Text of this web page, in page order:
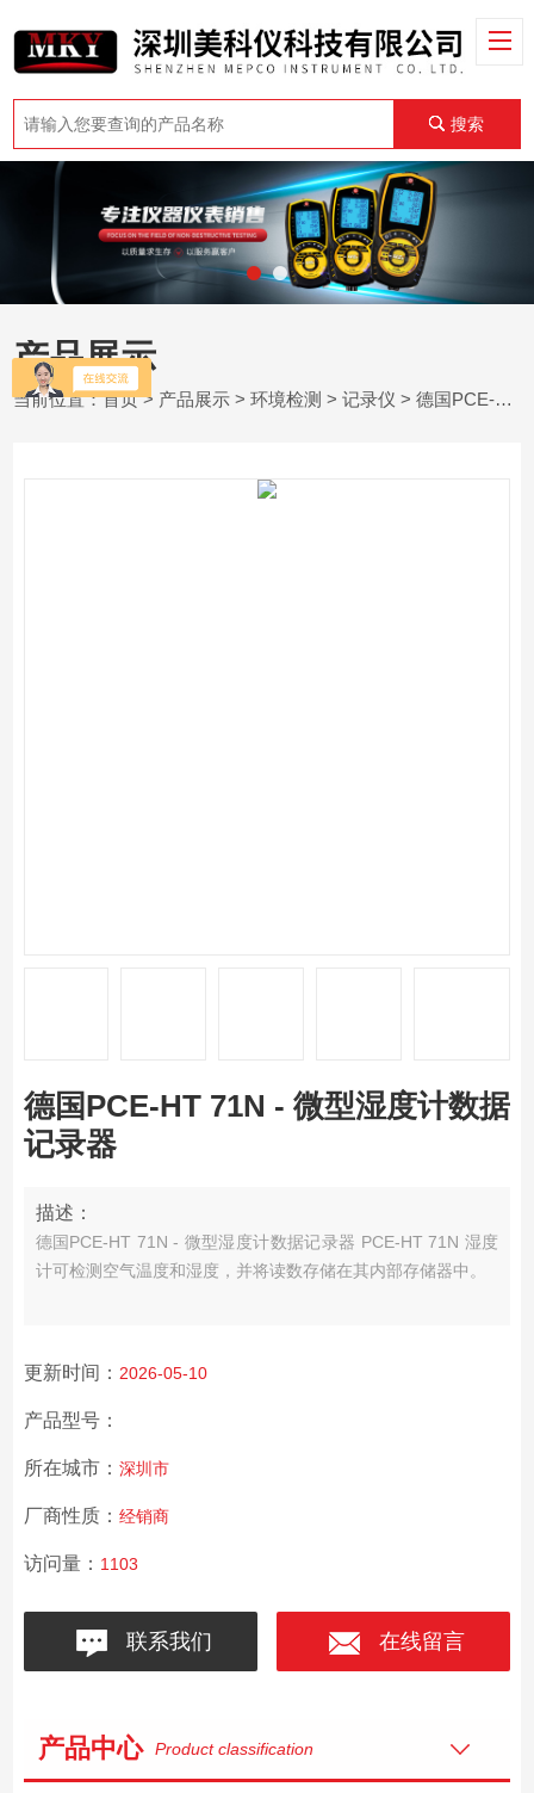
搜索
产品展示
当前位置：首页> 产品展示 >环境检测 >记录仪 > 德国PCE-HT 71N - 微型湿度计数据记录器
德国PCE-HT 71N - 微型湿度计数据
记录器
描述：
德国PCE-HT 71N - 微型湿度计数据记录器 PCE-HT 71N 湿度
计可检测空气温度和湿度，并将读数存储在其内部存储器中。
更新时间： 2026-05-10
产品型号：
所在城市： 深圳市
厂商性质： 经销商
访问量： 1103
联系我们 在线留言
产品中心 Product classification